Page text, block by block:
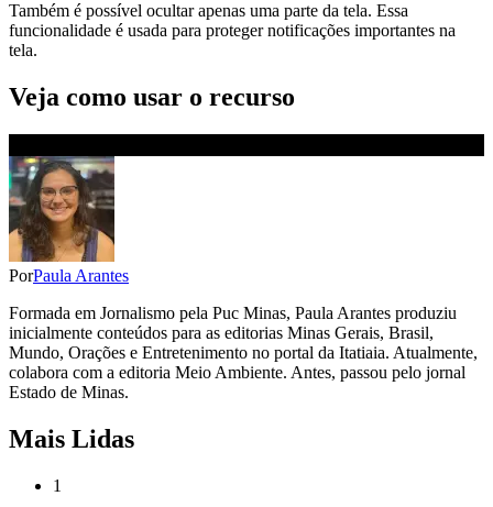
Também é possível ocultar apenas uma parte da tela. Essa
funcionalidade é usada para proteger notificações importantes na
tela.
Veja como usar o recurso
PorPaula Arantes
Formada em Jornalismo pela Puc Minas, Paula Arantes produziu
inicialmente conteúdos para as editorias Minas Gerais, Brasil,
Mundo, Orações e Entretenimento no portal da Itatiaia. Atualmente,
colabora com a editoria Meio Ambiente. Antes, passou pelo jornal
Estado de Minas.
Mais Lidas
1